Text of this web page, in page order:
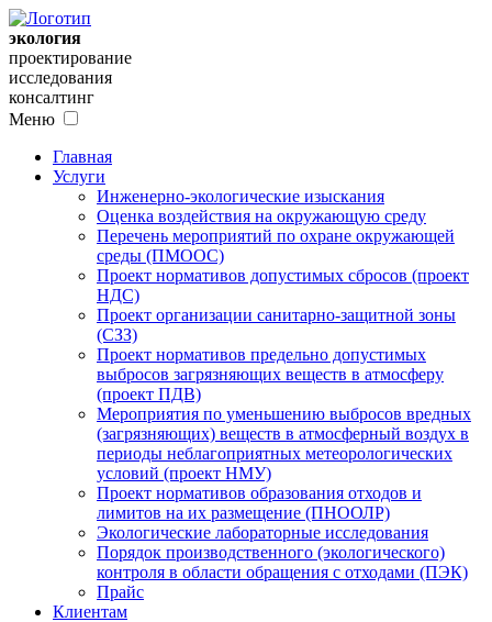
экология
проектирование
исследования
консалтинг
Меню
Главная
Услуги
Инженерно-экологические изыскания
Оценка воздействия на окружающую среду
Перечень мероприятий по охране окружающей
среды (ПМООС)
Проект нормативов допустимых сбросов (проект
НДС)
Проект организации санитарно-защитной зоны
(СЗЗ)
Проект нормативов предельно допустимых
выбросов загрязняющих веществ в атмосферу
(проект ПДВ)
Мероприятия по уменьшению выбросов вредных
(загрязняющих) веществ в атмосферный воздух в
периоды неблагоприятных метеорологических
условий (проект НМУ)
Проект нормативов образования отходов и
лимитов на их размещение (ПНООЛР)
Экологические лабораторные исследования
Порядок производственного (экологического)
контроля в области обращения с отходами (ПЭК)
Прайс
Клиентам